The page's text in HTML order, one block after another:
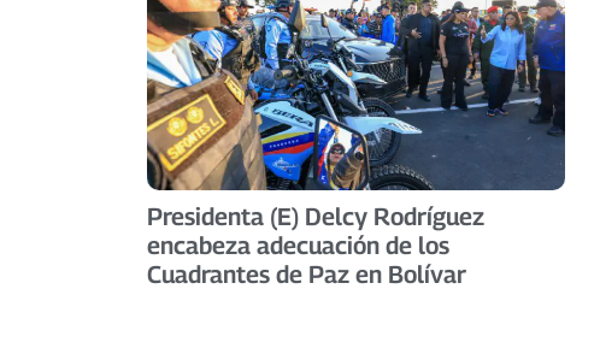
Presidenta (E) Delcy Rodríguez
encabeza adecuación de los
Cuadrantes de Paz en Bolívar